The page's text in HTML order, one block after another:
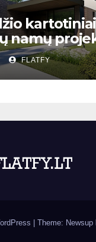
kartotiniai
namų
FLATFY
Theme: Newsup